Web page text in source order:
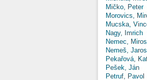
Mičko, Peter
Morovics,
Mucska,
Nagy, Imrich
Nemec,
Nemeš,
Pekařová,
Pešek, Ján
Petruf, Pavol